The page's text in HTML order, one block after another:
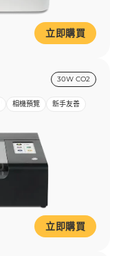
立即購買
30W CO2
相機預覽 新手友善
立即購買